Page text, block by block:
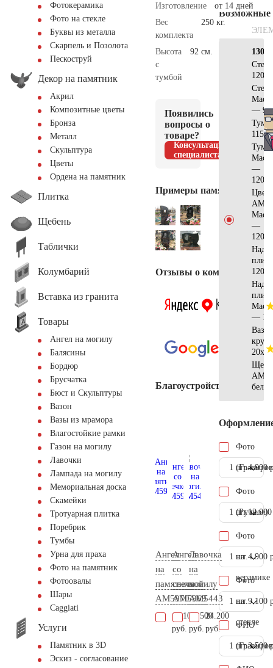
Фотокерамика
Фото на стекле
Буквы из металла
Скарпель и Позолота
Пескоструй
Декор на памятник
Акрил
Композитные цветы
Бронза
Металл
Скульптура
Цветы
Ордена на памятник
Плитка
Щебень
Таблички
Колумбарий
Вставка из гранита
Товары
Ангел на могилу
Балясины
Бордюр
Брусчатка
Бюст и Скульптуры
Вазон
Вазы из мрамора
Влагостойкие рамки
Газон на могилу
Лавочки
Лампада на могилу
Мемориальная доска
Скамейки
Тротуарная плитка
Поребрик
Тумбы
Урна для праха
Фото на памятник
Фотоовалы
Шары
Сaggiati
Услуги
Памятник в 3D
Эскиз - согласование
Изготовление
от 14 дней
Вес
комплекта
250 кг.
Высота
с
тумбой
92 см.
Появились
вопросы о
товаре?
Консультация
специалиста
Примеры памятников
Отзывы о компании
Благоустройство
Ангел
на
памятник
AM5970
17.100
руб.
Ангел
со
свечкой
AM5969
14.500
руб.
Лавочка
на
могилу
AM5443
24.200
руб.
Возможные
—
—
—
плита
—
Ваза
Фото
1 шт.4.900
Фото
(Ручное)
1 шт.
Фото
на
керамике
1 шт. 4.900
Фото
на
стекле
1 шт. 9.100
ФИО
1 шт.3.500